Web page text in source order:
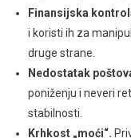
Finansijska
i koristi ih za
druge strane.
Nedostatak
poniženju i neveri
stabilnosti.
Krhkost „moći“.